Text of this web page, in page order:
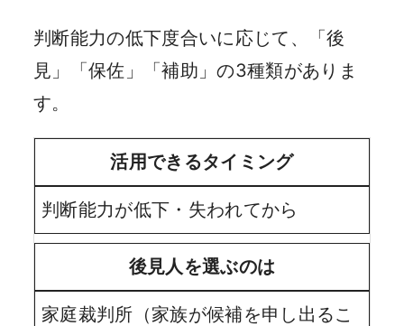
判断能力の低下度合いに応じて、「後
見」「保佐」「補助」の3種類がありま
す。
活用できるタイミング
判断能力が低下・失われてから
後見人を選ぶのは
家庭裁判所（家族が候補を申し出るこ